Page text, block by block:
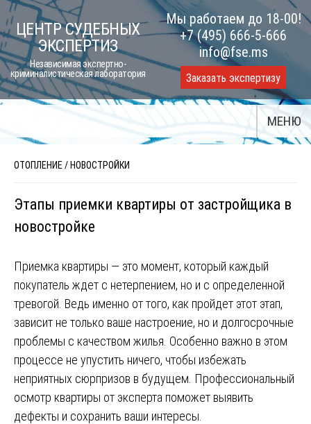
Skip
to
content
ЦЕНТР СУДЕБНЫХ
ЭКСПЕРТИЗ
Независимая экспертно-
криминалистическая лаборатория
Мы работаем до 18-00!
+7 (495) 666-5-666
info@fse.ms
Заказать экспертизу
МЕНЮ
ОТОПЛЕНИЕ/ НОВОСТРОЙКИ
Этапы приемки квартиры от застройщика в
новостройке
Приемка квартиры — это момент, который каждый
покупатель ждет с нетерпением, но и с определенной
тревогой. Ведь именно от того, как пройдет этот этап,
зависит не только ваше настроение, но и долгосрочные
проблемы с качеством жилья. Особенно важно в этом
процессе не упустить ничего, чтобы избежать
неприятных сюрпризов в будущем. Профессиональный
осмотр квартиры от эксперта поможет выявить
дефекты и сохранить ваши интересы.